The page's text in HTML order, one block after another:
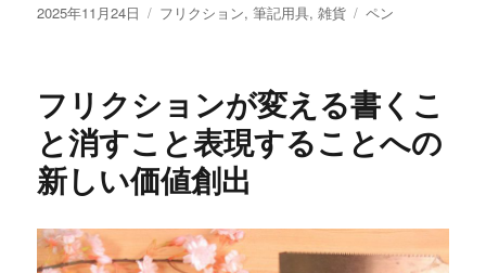
投
2025年11月24日
カ
ー
フリクション,筆記用具,雑貨
タ
ペン
フリクションが変える書くこ
と消すこと表現することへの
新しい価値創出